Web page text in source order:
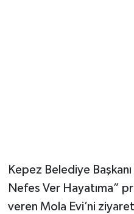
Kepez Belediye
Nefes Ver Hayatıma”
veren Mola Evi’ni